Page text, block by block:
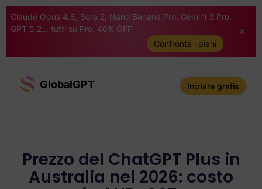
Claude Opus 4.6, Sora 2, Nano Banana Pro, Gemini 3 Pro,
GPT 5.2... tutti su Pro. 46% OFF
Confronta i piani
GlobalGPT Iniziare gratis
Prezzo del ChatGPT Plus in
Australia nel 2026: costo